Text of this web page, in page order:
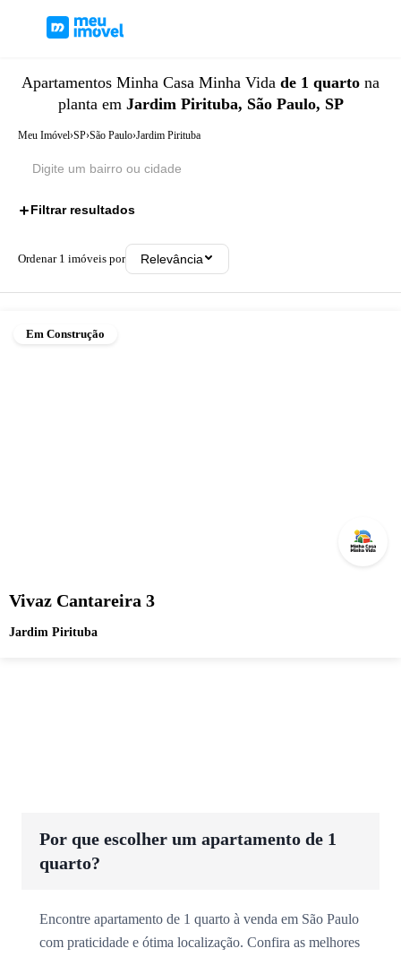
Apartamentos Minha Casa Minha Vida de 1 quarto na
planta em Jardim Pirituba, São Paulo, SP
Meu Imóvel›SP›São Paulo›Jardim Pirituba
Filtrar resultados
Ordenar 1 imóveis por Relevância
Em Construção
Vivaz Cantareira 3
Jardim Pirituba
Por que escolher um apartamento de 1
quarto?
Encontre apartamento de 1 quarto à venda em São Paulo
com praticidade e ótima localização. Confira as melhores